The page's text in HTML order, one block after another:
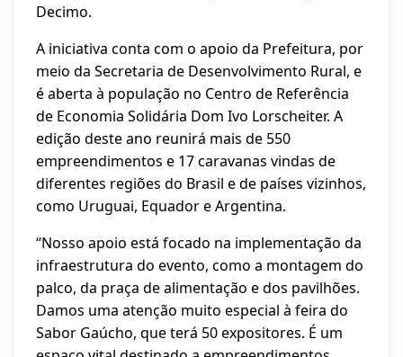
Decimo.
A iniciativa conta com o apoio da Prefeitura, por
meio da Secretaria de Desenvolvimento Rural, e
é aberta à população no Centro de Referência
de Economia Solidária Dom Ivo Lorscheiter. A
edição deste ano reunirá mais de 550
empreendimentos e 17 caravanas vindas de
diferentes regiões do Brasil e de países vizinhos,
como Uruguai, Equador e Argentina.
“Nosso apoio está focado na implementação da
infraestrutura do evento, como a montagem do
palco, da praça de alimentação e dos pavilhões.
Damos uma atenção muito especial à feira do
Sabor Gaúcho, que terá 50 expositores. É um